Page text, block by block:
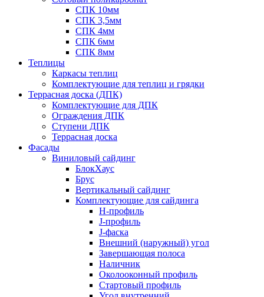
СПК 10мм
СПК 3,5мм
СПК 4мм
СПК 6мм
СПК 8мм
Теплицы
Каркасы теплиц
Комплектующие для теплиц и грядки
Террасная доска (ДПК)
Комплектующие для ДПК
Ограждения ДПК
Ступени ДПК
Террасная доска
Фасады
Виниловый сайдинг
БлокХаус
Брус
Вертикальный сайдинг
Комплектующие для сайдинга
H-профиль
J-профиль
J-фаска
Внешний (наружный) угол
Завершающая полоса
Наличник
Околооконный профиль
Стартовый профиль